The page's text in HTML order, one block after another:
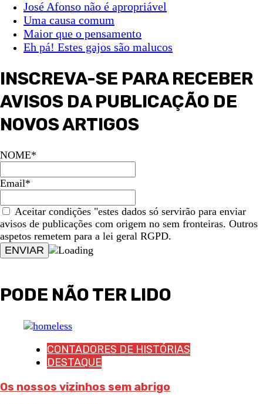
José Afonso não é apropriável
Uma causa comum
Maior que o pensamento
Eh pá! Estes gajos são malucos
INSCREVA-SE PARA RECEBER
AVISOS DA PUBLICAÇÃO DE
NOVOS ARTIGOS
NOME*
Email*
Aceitar condições "estes dados só servirão para enviar
avisos de publicações com origem no sem fronteiras. Outros
aspetos remetem para a lei geral RGPD.
PODE NÃO TER LIDO
CONTADORES DE HISTÓRIAS
DESTAQUE
Os nossos vizinhos sem abrigo